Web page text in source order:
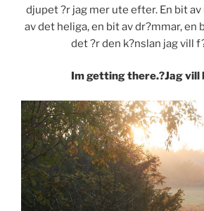
djupet ?r jag mer ute efter. En bit
av det heliga, en bit av dr?mmar, en
det ?r den k?nslan jag vill
Im getting there.?Jag vill